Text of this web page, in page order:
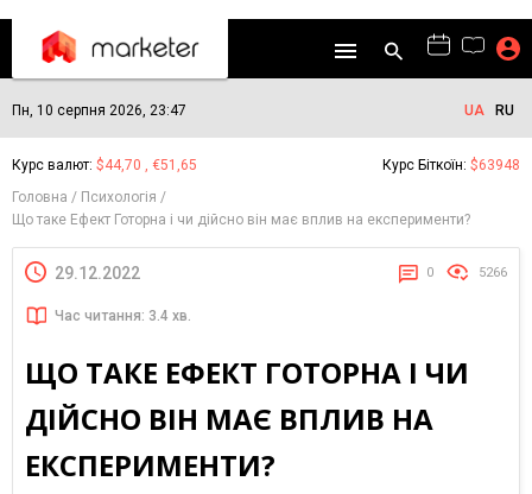
Пн, 10 серпня 2026, 23:47 UA RU
Курс валют: $44,70 , €51,65 Курс Біткоїн: $63948
Головна
Психологія
Що таке Ефект Готорна і чи дійсно він має вплив на експерименти?
29.12.2022 0 5266
Час читання: 3.4 хв.
ЩО ТАКЕ ЕФЕКТ ГОТОРНА І ЧИ
ДІЙСНО ВІН МАЄ ВПЛИВ НА
ЕКСПЕРИМЕНТИ?